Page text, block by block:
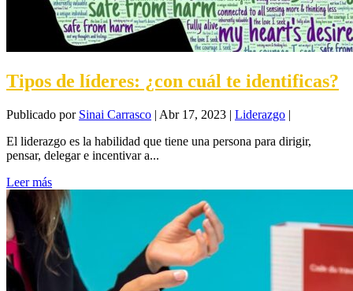
Tipos de líderes: ¿con cuál te identificas?
Publicado por Sinai Carrasco | Abr 17, 2023 | Liderazgo |
El liderazgo es la habilidad que tiene una persona para dirigir,
pensar, delegar e incentivar a...
Leer más